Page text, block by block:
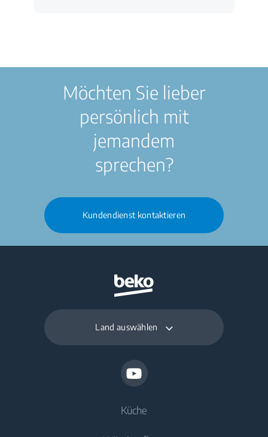
Möchten Sie lieber
persönlich mit
jemandem
sprechen?
Kundendienst kontaktieren
Land auswählen
Küche